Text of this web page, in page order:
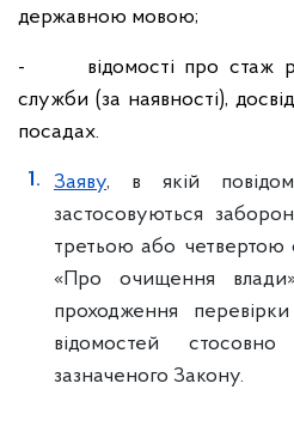
державною мовою;
- відомості про стаж
служби (за наявності),
посадах.
Заяву, в якій
застосовуються
третьою або четвертою
«Про очищення
проходження
відомостей
зазначеного Закону.